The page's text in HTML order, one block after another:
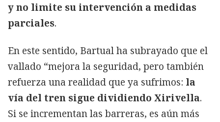
y no limite su intervención a medidas
parciales.
En este sentido, Bartual ha subrayado que el
vallado “mejora la seguridad, pero también
refuerza una realidad que ya sufrimos: la
vía del tren sigue dividiendo Xirivella.
Si se incrementan las barreras, es aún más